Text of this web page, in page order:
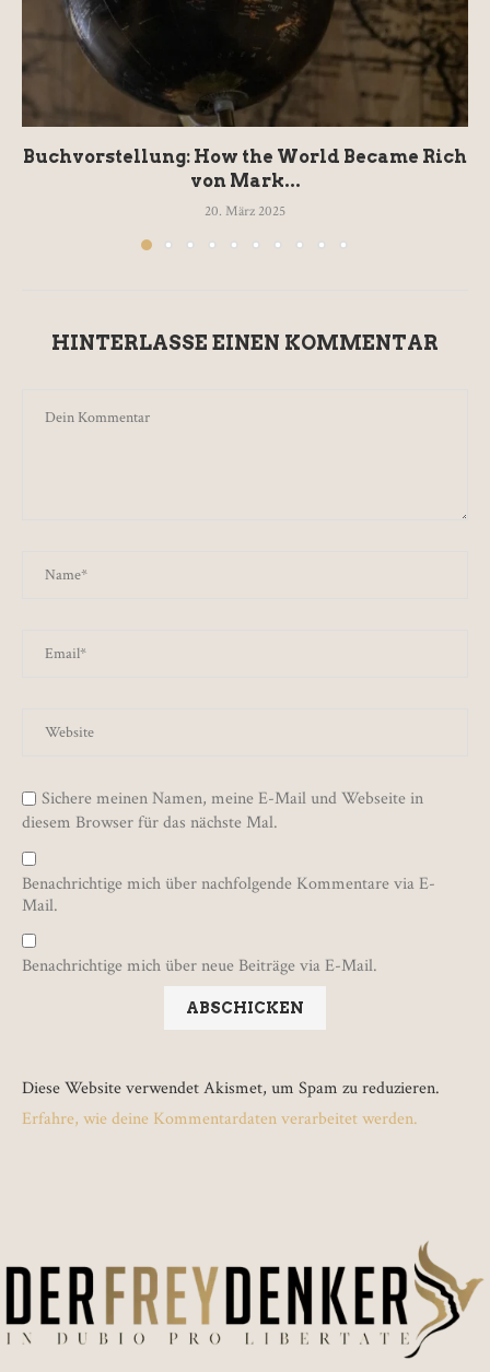
Buchvorstellung: How the World Became Rich
von Mark...
20. März 2025
HINTERLASSE EINEN KOMMENTAR
Sichere meinen Namen, meine E-Mail und Webseite in
diesem Browser für das nächste Mal.
Benachrichtige mich über nachfolgende Kommentare via E-
Mail.
Benachrichtige mich über neue Beiträge via E-Mail.
Diese Website verwendet Akismet, um Spam zu reduzieren.
Erfahre, wie deine Kommentardaten verarbeitet werden.